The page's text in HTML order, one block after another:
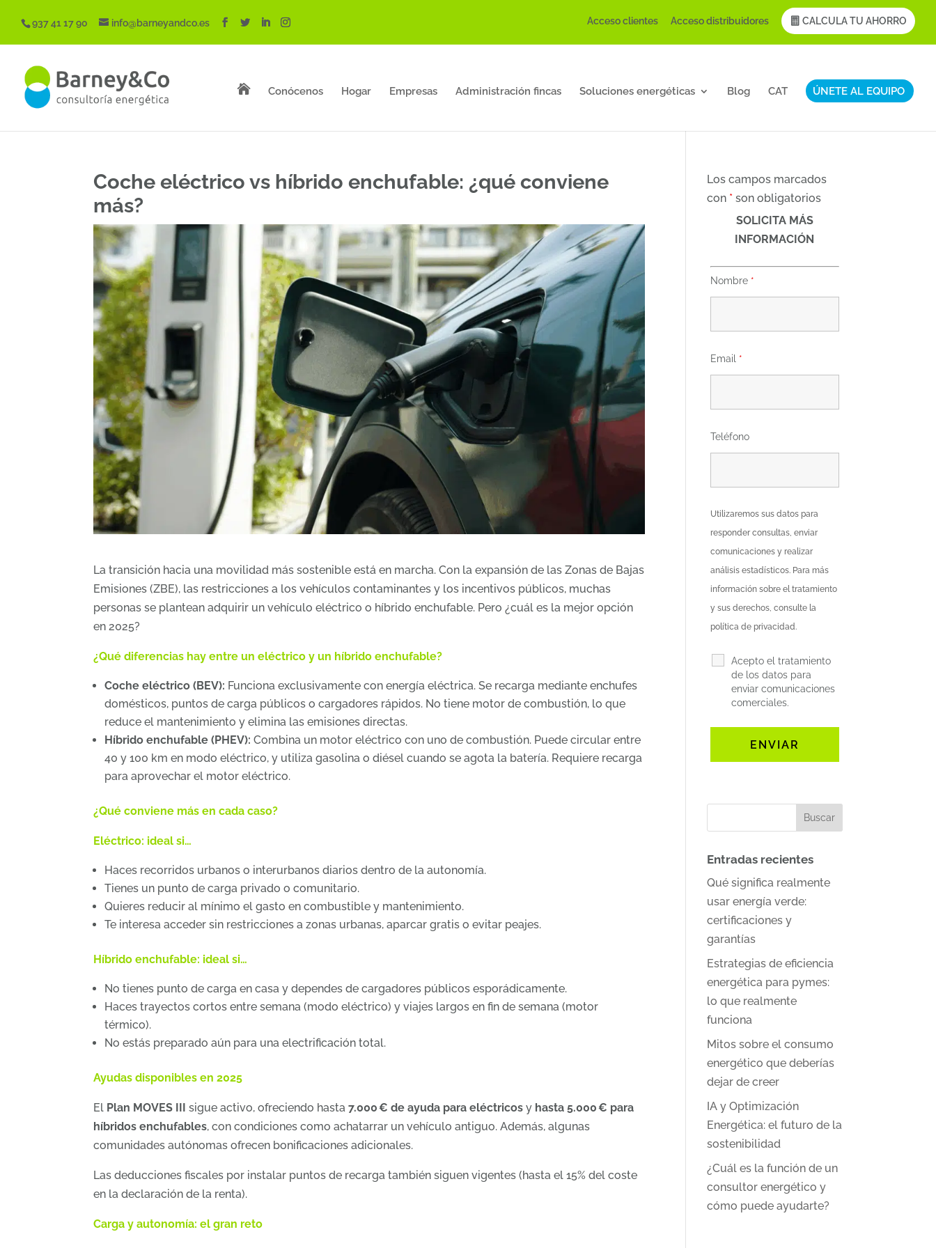
937 41 17 90 info@barneyandco.es Acceso clientes Acceso distribuidores CALCULA TU AHORRO
 Conócenos Hogar Empresas Administración fincas Soluciones energéticas Blog CAT ÚNETE AL EQUIPO
Coche eléctrico vs híbrido enchufable: ¿qué conviene
más?
La transición hacia una movilidad más sostenible está en marcha. Con la expansión de las Zonas de Bajas
Emisiones (ZBE), las restricciones a los vehículos contaminantes y los incentivos públicos, muchas
personas se plantean adquirir un vehículo eléctrico o híbrido enchufable. Pero ¿cuál es la mejor opción
en 2025?
¿Qué diferencias hay entre un eléctrico y un híbrido enchufable?
Coche eléctrico (BEV): Funciona exclusivamente con energía eléctrica. Se recarga mediante enchufes
domésticos, puntos de carga públicos o cargadores rápidos. No tiene motor de combustión, lo que
reduce el mantenimiento y elimina las emisiones directas.
Híbrido enchufable (PHEV): Combina un motor eléctrico con uno de combustión. Puede circular entre
40 y 100 km en modo eléctrico, y utiliza gasolina o diésel cuando se agota la batería. Requiere recarga
para aprovechar el motor eléctrico.
¿Qué conviene más en cada caso?
Eléctrico: ideal si…
Haces recorridos urbanos o interurbanos diarios dentro de la autonomía.
Tienes un punto de carga privado o comunitario.
Quieres reducir al mínimo el gasto en combustible y mantenimiento.
Te interesa acceder sin restricciones a zonas urbanas, aparcar gratis o evitar peajes.
Híbrido enchufable: ideal si…
No tienes punto de carga en casa y dependes de cargadores públicos esporádicamente.
Haces trayectos cortos entre semana (modo eléctrico) y viajes largos en fin de semana (motor
térmico).
No estás preparado aún para una electrificación total.
Ayudas disponibles en 2025
El Plan MOVES III sigue activo, ofreciendo hasta7.000 € de ayuda para eléctricos y hasta 5.000 € para
híbridos enchufables, con condiciones como achatarrar un vehículo antiguo. Además, algunas
comunidades autónomas ofrecen bonificaciones adicionales.
Las deducciones fiscales por instalar puntos de recarga también siguen vigentes (hasta el 15% del coste
en la declaración de la renta).
Carga y autonomía: el gran reto
Los campos marcados
con * son obligatorios
SOLICITA MÁS
INFORMACIÓN
Nombre *
Email *
Teléfono
Utilizaremos sus datos para
responder consultas, enviar
comunicaciones y realizar
análisis estadísticos. Para más
información sobre el tratamiento
y sus derechos, consulte la
política de privacidad.
Acepto el tratamiento
de los datos para
enviar comunicaciones
comerciales.
Entradas recientes
Qué significa realmente
usar energía verde:
certificaciones y
garantías
Estrategias de eficiencia
energética para pymes:
lo que realmente
funciona
Mitos sobre el consumo
energético que deberías
dejar de creer
IA y Optimización
Energética: el futuro de la
sostenibilidad
¿Cuál es la función de un
consultor energético y
cómo puede ayudarte?